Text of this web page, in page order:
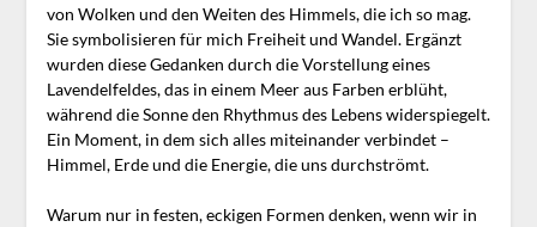
von Wolken und den Weiten des Himmels, die ich so mag.
Sie symbolisieren für mich Freiheit und Wandel. Ergänzt
wurden diese Gedanken durch die Vorstellung eines
Lavendelfeldes, das in einem Meer aus Farben erblüht,
während die Sonne den Rhythmus des Lebens widerspiegelt.
Ein Moment, in dem sich alles miteinander verbindet –
Himmel, Erde und die Energie, die uns durchströmt.
Warum nur in festen, eckigen Formen denken, wenn wir in